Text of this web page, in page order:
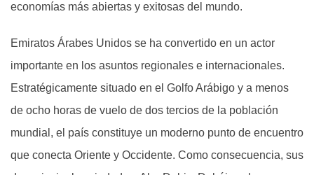
economías más abiertas y exitosas del mundo.
Emiratos Árabes Unidos se ha convertido en un actor
importante en los asuntos regionales e internacionales.
Estratégicamente situado en el Golfo Arábigo y a menos
de ocho horas de vuelo de dos tercios de la población
mundial, el país constituye un moderno punto de encuentro
que conecta Oriente y Occidente. Como consecuencia, sus